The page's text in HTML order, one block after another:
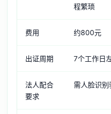
程繁琐
费用 约800元
出证周期 7个工作日
法人配合
要求
需人脸识